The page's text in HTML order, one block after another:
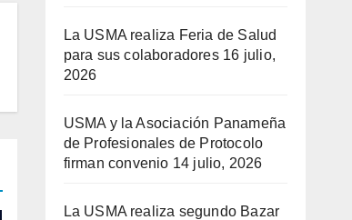
La USMA realiza Feria de Salud
para sus colaboradores 16 julio,
2026
USMA y la Asociación Panameña
de Profesionales de Protocolo
firman convenio 14 julio, 2026
La USMA realiza segundo Bazar